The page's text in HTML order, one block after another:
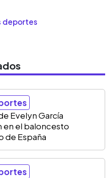
deportes
Evelyn García
en el baloncesto
de España